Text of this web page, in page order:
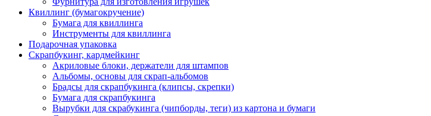
Квиллинг (бумагокручение)
Бумага для квиллинга
Инструменты для квиллинга
Подарочная упаковка
Скрапбукинг, кардмейкинг
Акриловые блоки, держатели для штампов
Альбомы, основы для скрап-альбомов
Брадсы для скрапбукинга (клипсы, скрепки)
Бумага для скрапбукинга
Вырубки для скрабукинга (чипборды, теги) из картона и бумаги